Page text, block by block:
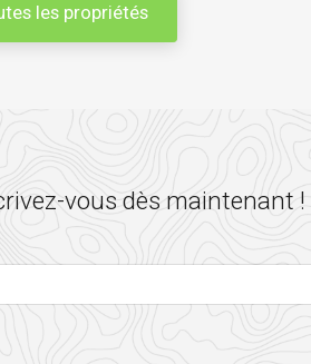
les propriétés
vous dès maintenant !